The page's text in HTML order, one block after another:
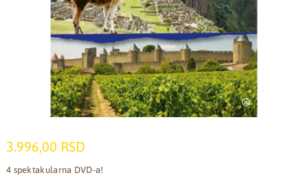
3.996,00 RSD
4 spektakularna DVD-a!